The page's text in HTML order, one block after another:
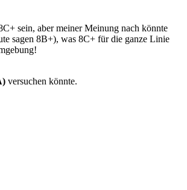
sein, aber meiner Meinung nach könnte
sagen 8B+), was 8C+ für die ganze Linie
versuchen könnte.